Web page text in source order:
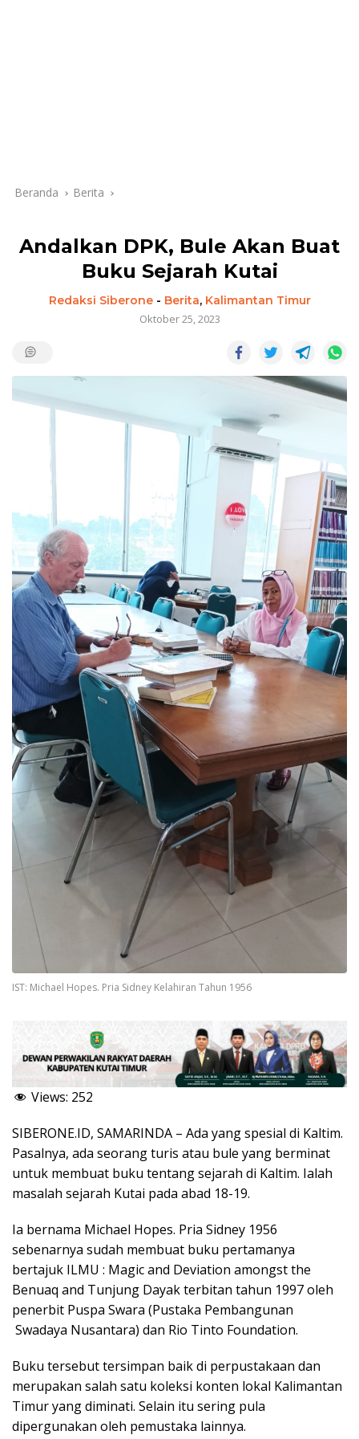
Beranda Berita
Andalkan DPK, Bule Akan Buat
Buku Sejarah Kutai
Redaksi Siberone- Berita, Kalimantan Timur
Oktober 25, 2023
IST: Michael Hopes. Pria Sidney Kelahiran Tahun 1956
Views: 252
SIBERONE.ID, SAMARINDA – Ada yang spesial di Kaltim.
Pasalnya, ada seorang turis atau bule yang berminat
untuk membuat buku tentang sejarah di Kaltim. Ialah
masalah sejarah Kutai pada abad 18-19.
Ia bernama Michael Hopes. Pria Sidney 1956
sebenarnya sudah membuat buku pertamanya
bertajuk ILMU : Magic and Deviation amongst the
Benuaq and Tunjung Dayak terbitan tahun 1997 oleh
penerbit Puspa Swara (Pustaka Pembangunan
Swadaya Nusantara) dan Rio Tinto Foundation.
Buku tersebut tersimpan baik di perpustakaan dan
merupakan salah satu koleksi konten lokal Kalimantan
Timur yang diminati. Selain itu sering pula
dipergunakan oleh pemustaka lainnya.